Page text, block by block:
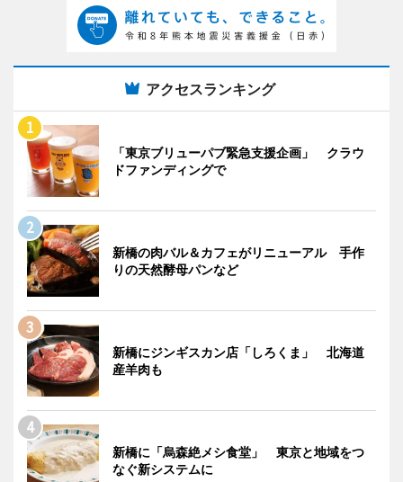
アクセスランキング
「東京ブリューパブ緊急支援企画」 クラウ
ドファンディングで
新橋の肉バル＆カフェがリニューアル 手作
りの天然酵母パンなど
新橋にジンギスカン店「しろくま」 北海道
産羊肉も
新橋に「烏森絶メシ食堂」 東京と地域をつ
なぐ新システムに